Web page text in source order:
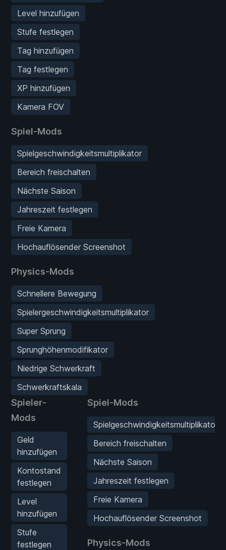
Level hinzufügen
Stufe festlegen
Tag hinzufügen
Tag festlegen
XP hinzufügen
Kamera FOV
Spiel-Mods
Spielgeschwindigkeitsmultiplikator
Bereich freischalten
Nächste Saison
Jahreszeit festlegen
Freie Kamera
Hochauflösender Screenshot
Physics-Mods
Schnellere Bewegung
Spielergeschwindigkeitsmultiplikator
Super Sprung
Sprunghöhenmodifikator
Niedrige Schwerkraft
Schwerkraftskala
Spieler-
Mods
Geld
hinzufügen
Kontostand
festlegen
Level
hinzufügen
Stufe
festlegen
Spiel-Mods
Spielgeschwindigkeitsmultiplikator
Bereich freischalten
Nächste Saison
Jahreszeit festlegen
Freie Kamera
Hochauflösender Screenshot
Physics-Mods